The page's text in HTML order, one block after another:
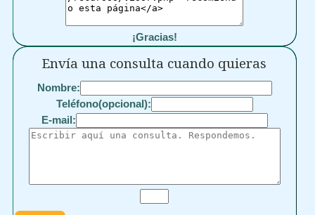
¡Gracias!
Envía una consulta cuando quieras
Nombre:
Teléfono(opcional):
E-mail: